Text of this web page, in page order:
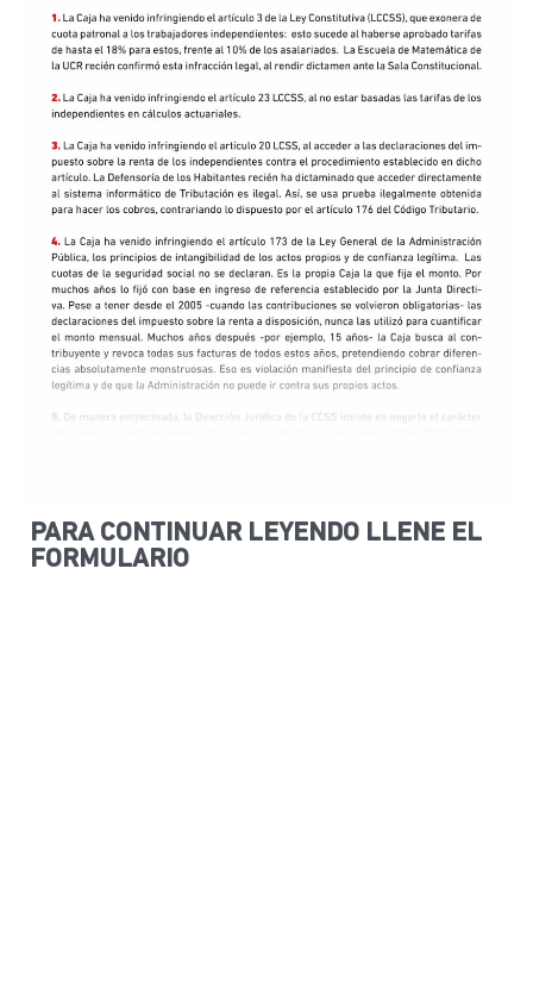
PARA CONTINUAR LEYENDO LLENE EL
FORMULARIO